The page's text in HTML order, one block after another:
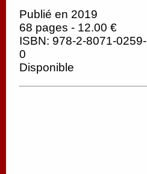
Publié en 2019
68 pages - 12.00 €
ISBN: 978-2-8071-0259-
0
Disponible